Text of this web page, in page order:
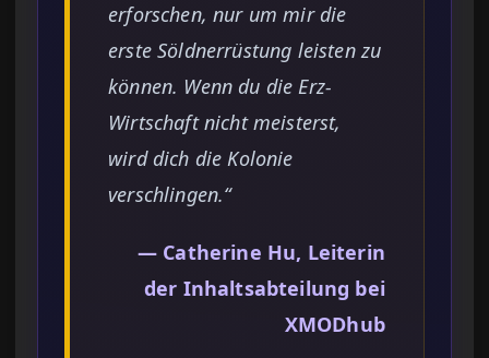
erforschen, nur um mir die
erste Söldnerrüstung leisten zu
können. Wenn du die Erz-
Wirtschaft nicht meisterst,
wird dich die Kolonie
verschlingen.“
— Catherine Hu, Leiterin
der Inhaltsabteilung bei
XMODhub